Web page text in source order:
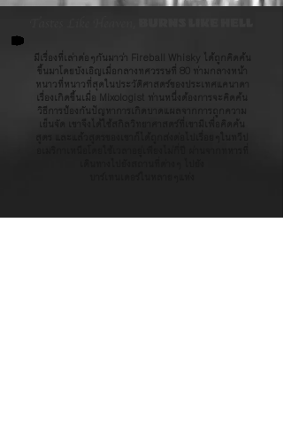
มีเรื่องที่เล่าต่อๆกันมาว่า Fireball Whisky ได้ถูกคิดค้น
ขึ้นมาโดยบังเอิญเมื่อกลางทศวรรษที่ 80 ท่ามกลางหน้า
หนาวที่หนาวที่สุดในประวัติศาสตร์ของประเทศแคนาดา
เรื่องเกิดขึ้นเมื่อ Mixologist ท่านหนึ่งต้องการจะคิดค้น
วิธีการป้องกันปัญหาการเกิดบาดแผลจากการถูกความ
เย็นจัด เขาจึงได้ใช้สกิลวิทยาศาสตร์ที่เขามีเพื่อคิดค้น